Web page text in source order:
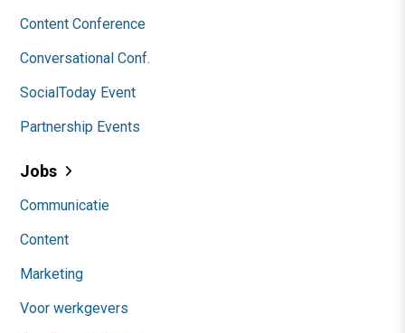
Content Conference
Conversational Conf.
SocialToday Event
Partnership Events
Jobs
Communicatie
Content
Marketing
Voor werkgevers